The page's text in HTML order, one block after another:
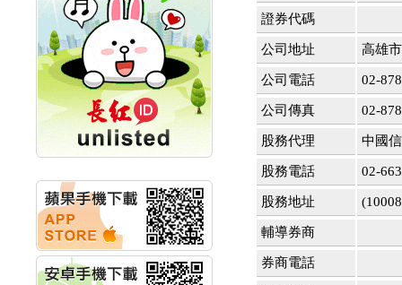
宇辰系統科技:宇辰業績
創新高 啟動興櫃轉上櫃
計畫
明緯企業:明緯永續科技
競賽 以電源驅動善的力
量
秀育企業:秀育SHO-U儲
能系統 獲國內首張CNS
認證
聯博投信:聯博00404A
華旭先進:代重要子公司
碩通散熱股份有限公司
公告董事會通過發言人
及代理發
華旭先進:代重要子公司
碩通散熱股份有限公司
證券代碼
公司地址 高雄
公司電話 02-
公司傳真 02-
股務代理 中國
股務電話 02-
股務地址
輔導券商
券商電話